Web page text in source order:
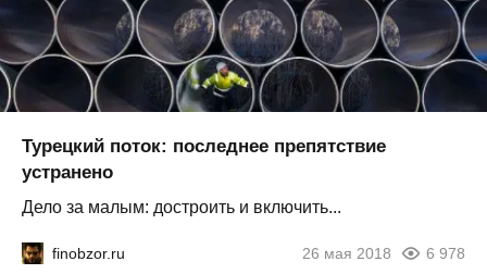
Турецкий поток: последнее препятствие
устранено
Дело за малым: достроить и включить...
finobzor.ru 26 мая 2018 6 978